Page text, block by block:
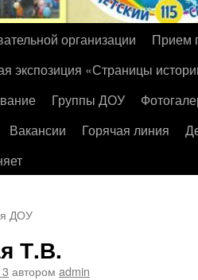
организации
Прием
экспозиция «Страницы
Группы ДОУ
Вакансии Горячая линия
ДОУ
Т.В.
автором admin